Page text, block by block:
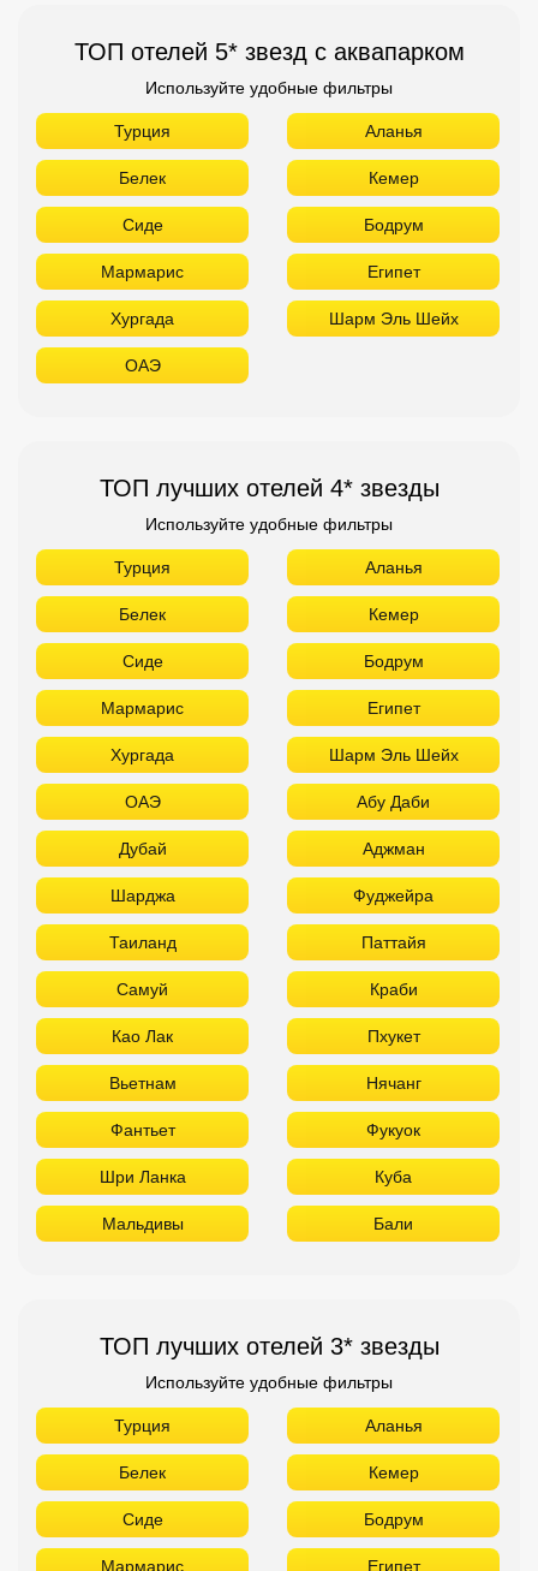
ТОП отелей 5* звезд с аквапарком
Используйте удобные фильтры
Турция Аланья
Белек Кемер
Сиде Бодрум
Мармарис Египет
Хургада Шарм Эль Шейх
ОАЭ
ТОП лучших отелей 4* звезды
Используйте удобные фильтры
Турция Аланья
Белек Кемер
Сиде Бодрум
Мармарис Египет
Хургада Шарм Эль Шейх
ОАЭ Абу Даби
Дубай Аджман
Шарджа Фуджейра
Таиланд Паттайя
Самуй Краби
Као Лак Пхукет
Вьетнам Нячанг
Фантьет Фукуок
Шри Ланка Куба
Мальдивы Бали
ТОП лучших отелей 3* звезды
Используйте удобные фильтры
Турция Аланья
Белек Кемер
Сиде Бодрум
Мармарис Египет